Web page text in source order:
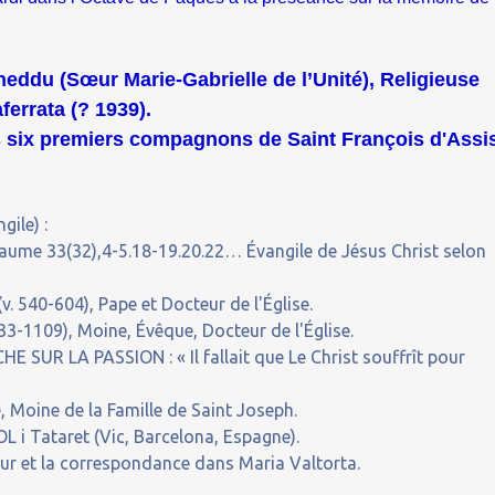
(Sœur Marie-Gabrielle de l’Unité), Religieuse
(? 1939).
premiers compagnons de Saint François
:
33(32),4-5.18-19.20.22… Évangile de Jésus Christ selon
540-604), Pape et Docteur de l'Église.
1109), Moine, Évêque, Docteur de l'Église.
SUR LA PASSION : « Il fallait que Le Christ souffrît pour
de la Famille de Saint Joseph.
i Tataret (Vic, Barcelona, Espagne).
et la correspondance dans Maria Valtorta.